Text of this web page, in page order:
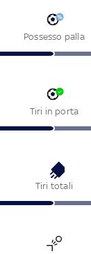
Possesso palla
Tiri in porta
Tiri totali